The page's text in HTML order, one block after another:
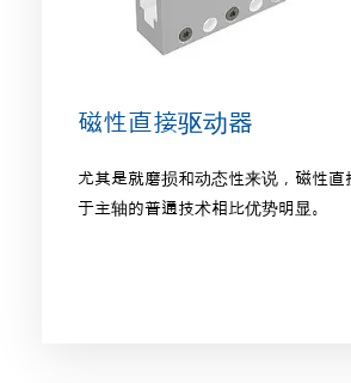
磁性直接驱动器
尤其是就磨损和动态性来说，磁性直
于主轴的普通技术相比优势明显。